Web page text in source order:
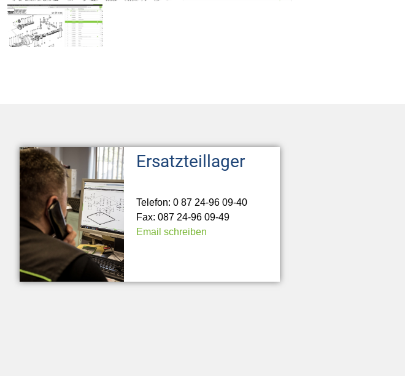
Ersatzteillager
Telefon: 0 87 24-96 09-40
Fax: 087 24-96 09-49
Email schreiben